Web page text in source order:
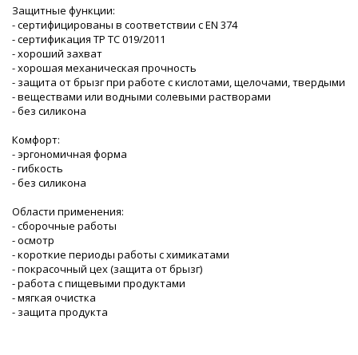
Защитные функции:
- сертифицированы в соответствии с EN 374
- сертификация ТР ТС 019/2011
- хороший захват
- хорошая механическая прочность
- защита от брызг при работе с кислотами, щелочами, твердыми
- веществами или водными солевыми растворами
- без силикона
Комфорт:
- эргономичная форма
- гибкость
- без силикона
Области применения:
- сборочные работы
- осмотр
- короткие периоды работы с химикатами
- покрасочный цех (защита от брызг)
- работа с пищевыми продуктами
- мягкая очистка
- защита продукта